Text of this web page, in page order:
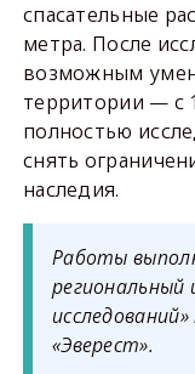
спасательные
метра. После
возможным
территории — с
полностью
снять
наследия.
Работы
региональный
«Эверест».